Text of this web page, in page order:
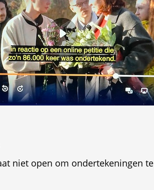
niet open om ondertekeningen te